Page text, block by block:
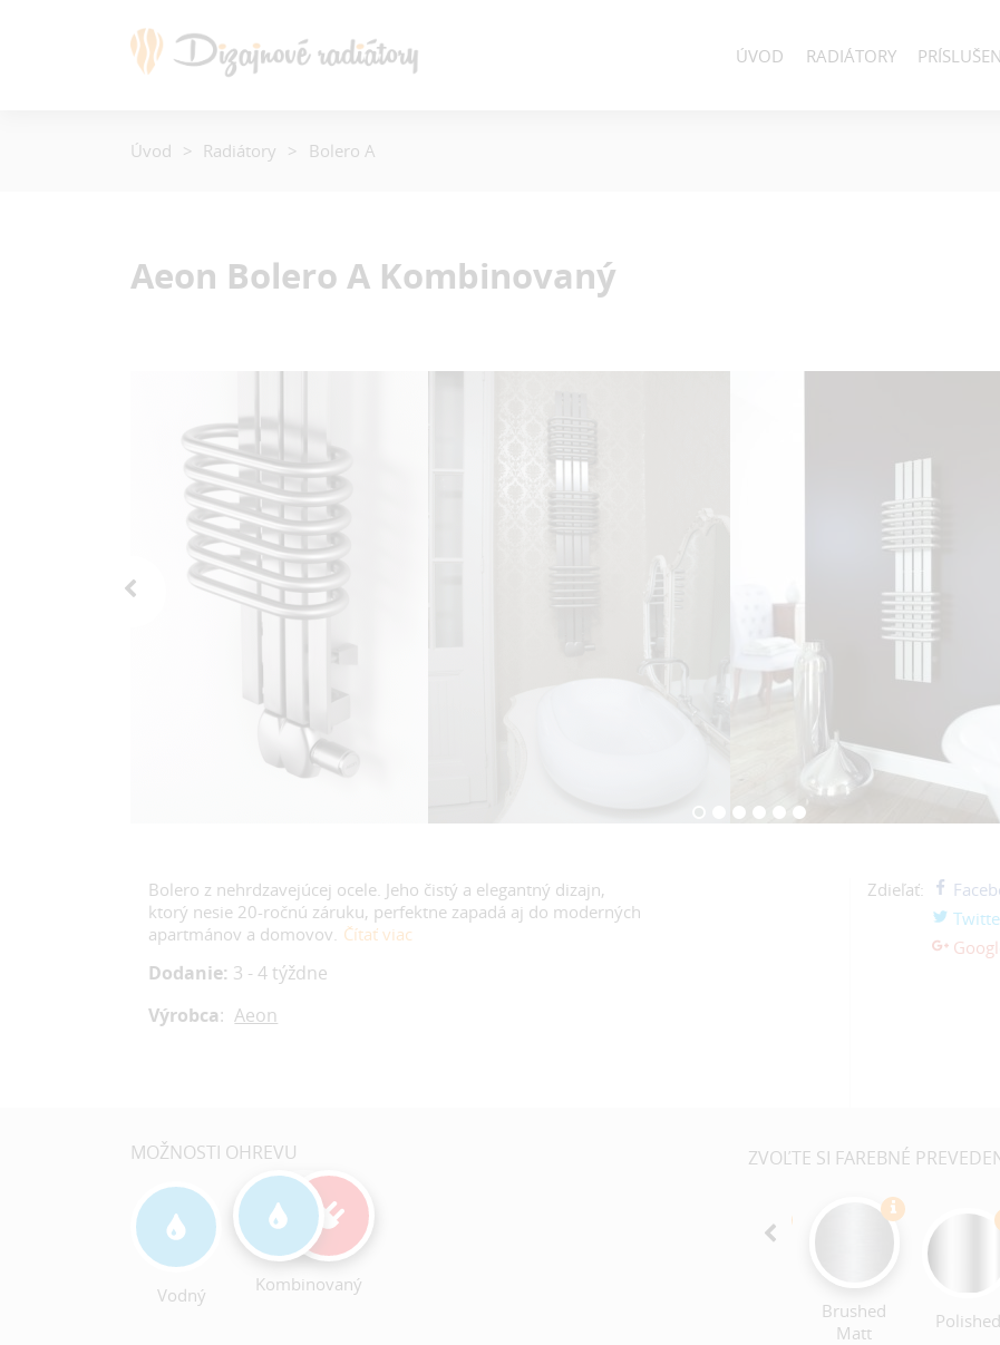
Aeon Bolero A Kombinovaný
Bolero z nehrdzavejúcej ocele. Jeho čistý a elegantný dizajn,
ktorý nesie 20-ročnú záruku, perfektne zapadá aj do moderných
apartmánov a domovov. Čítať viac
Dodanie: 3 - 4 týždne
Výrobca: Aeon
Zdieľať:
MOŽNOSTI OHREVU
Vodný Kombinovaný
ZVOĽTE SI FAREBNÉ
Brushed
Matt
Polished
Úvod Radiátory Bolero A
ÚVOD RADIÁTORY